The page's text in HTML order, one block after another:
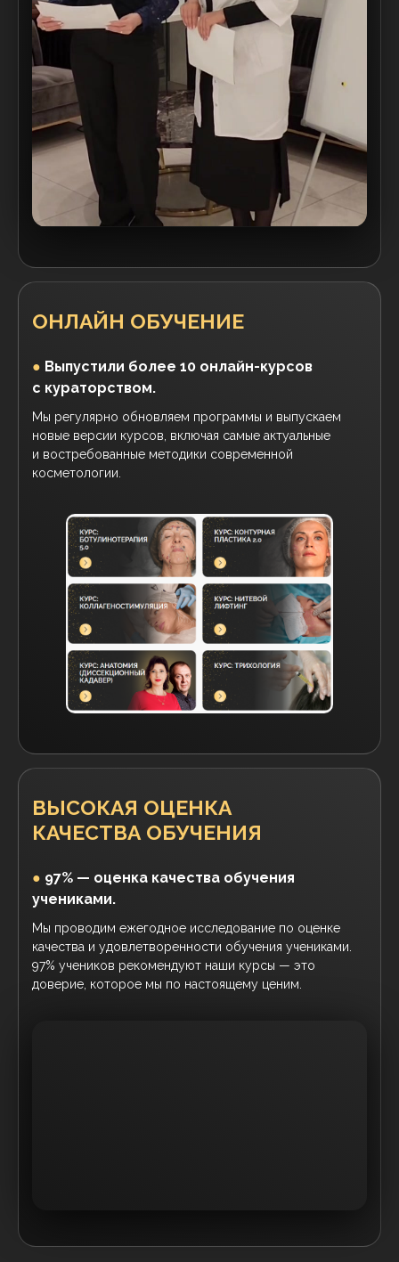
ОНЛАЙН ОБУЧЕНИЕ
● Выпустили более 10 онлайн-курсов
с кураторством.
Мы регулярно обновляем программы и выпускаем
новые версии курсов, включая самые актуальные
и востребованные методики современной
косметологии.
ВЫСОКАЯ ОЦЕНКА
КАЧЕСТВА ОБУЧЕНИЯ
● 97% — оценка качества обучения
учениками.
Мы проводим ежегодное исследование по оценке
качества и удовлетворенности обучения учениками.
97% учеников рекомендуют наши курсы — это
доверие, которое мы по настоящему ценим.